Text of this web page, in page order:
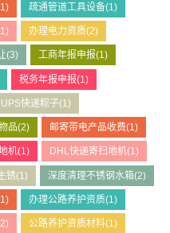
疏通管道工具设备(1)
办理电力资质(2)
(3) 工商年报申报(1)
税务年报申报(1)
UPS快递粽子(1)
品(2) 邮寄带电产品收费(1)
机(1) DHL快递寄扫地机(1)
锈(1) 深度清理不锈钢水箱(2)
办理公路养护资质(1)
公路养护资质材料(1)